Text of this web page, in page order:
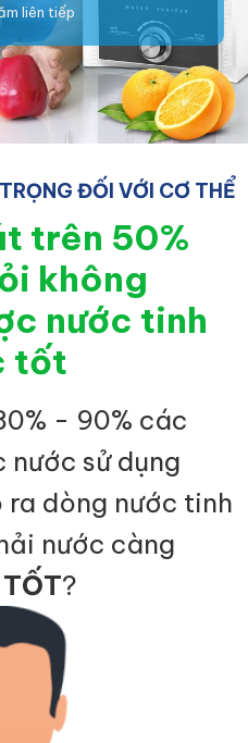
liên tiếp
ĐỐI VỚI CƠ THỂ
trên 50%
không
nước tinh
tốt
- 90% các
nước sử dụng
ra dòng nước tinh
nước càng
TỐT?